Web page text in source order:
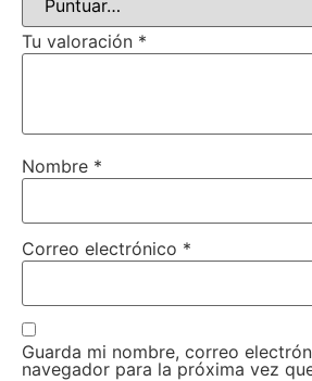
Tu valoración *
Nombre *
Correo electrónico *
Guarda mi nombre, correo
navegador para la próxima vez